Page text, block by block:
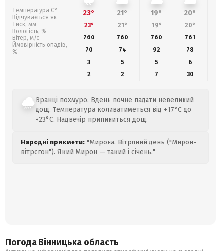
Температура С°
Відчувається як
Тиск, мм
Вологість, %
Вітер, м/с
Ймовірність опадів,
%
23° 21° 19° 20°
23° 21° 19° 20°
760
760 760 761
70
74 92 78
3
5 5
6
2
2 7 30
Вранці похмуро. Вдень почне падати невеликий
дощ. Температура коливатиметься від +17°C до
+23°C. Надвечір припиниться дощ.
Народні прикмети: "Мирона. Вітряний день ("Мирон-
вітрогон"). Який Мирон — такий і січень."
Погода Вінницька область